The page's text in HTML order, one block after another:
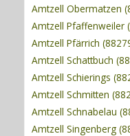
Amtzell Obermatzen
Amtzell Pfaffenweiler
Amtzell Pfärrich
Amtzell Schattbuch
Amtzell Schierings
Amtzell Schmitten
Amtzell Schnabelau
Amtzell Singenberg